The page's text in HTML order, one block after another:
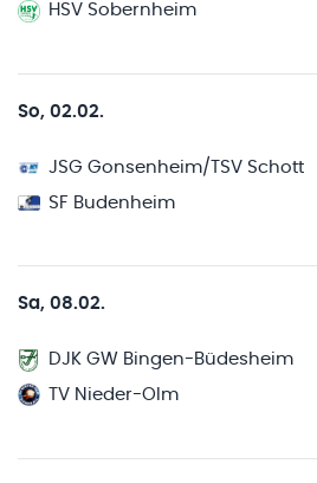
HSV Sobernheim
So, 02.02.
JSG Gonsenheim/TSV Schott
SF Budenheim
Sa, 08.02.
DJK GW Bingen-Büdesheim
TV Nieder-Olm